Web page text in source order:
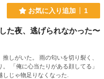
お気に入り追加 1
た夜、逃げられなかった〜
しがいた。 雨の匂いを切り裂く、
「俺に心当たりがある顔してる」
しじゃ物足りなくなった.